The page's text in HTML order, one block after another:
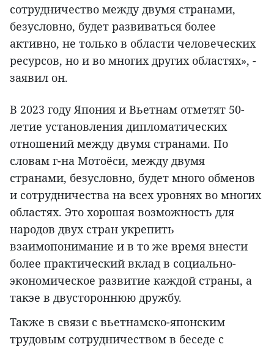
сотрудничество между двумя странами,
безусловно, будет развиваться более
активно, не только в области человеческих
ресурсов, но и во многих других областях», -
заявил он.
В 2023 году Япония и Вьетнам отметят 50-
летие установления дипломатических
отношений между двумя странами. По
словам г-на Мотоёси, между двумя
странами, безусловно, будет много обменов
и сотрудничества на всех уровнях во многих
областях. Это хорошая возможность для
народов двух стран укрепить
взаимопонимание и в то же время внести
более практический вклад в социально-
экономическое развитие каждой страны, а
такэе в двустороннюю дружбу.
Также в связи с вьетнамско-японским
трудовым сотрудничеством в беседе с